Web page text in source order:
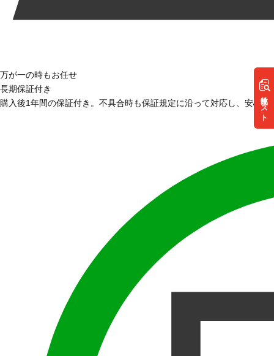
リスト
万が一の時もお任せ
長期保証付き
購入後1年間の保証付き。不具合時も保証規定に沿って対応し、安心